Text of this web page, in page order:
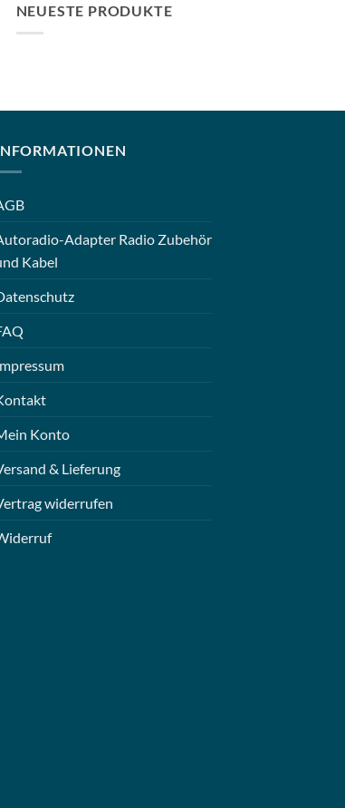
NEUESTE PRODUKTE
Adapter Radio Zubehör
Kabel
Konto
& Lieferung
widerrufen